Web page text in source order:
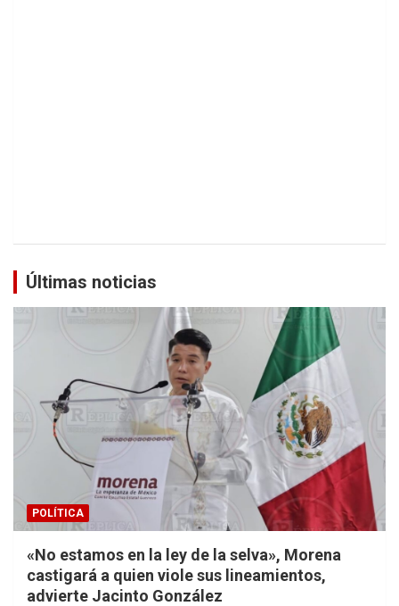
Últimas noticias
POLÍTICA
«No estamos en la ley de la selva», Morena
castigará a quien viole sus lineamientos,
advierte Jacinto González